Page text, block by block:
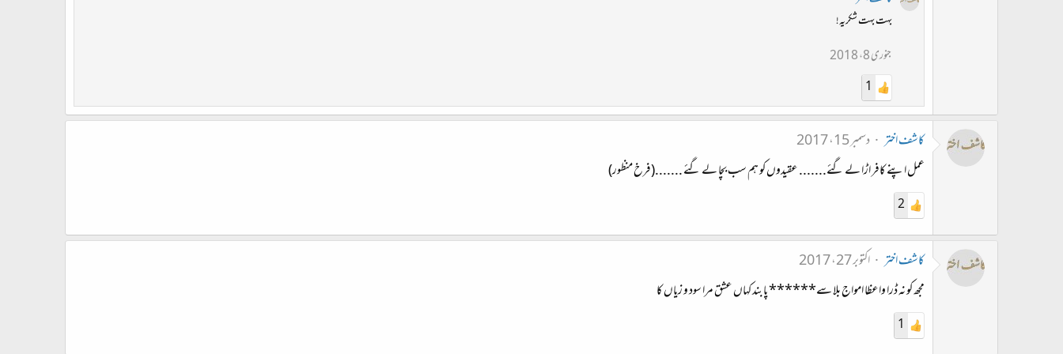
بہت بہت شکریہ!
جنوری 8، 2018
1
کاشف اختر
دسمبر 15، 2017
عمل اپنے کافر اڑا لے گئے....... عقیدوں کو ہم سب بچا لے گئے .......(فرخ منظور)
2
کاشف اختر
اکتوبر 27، 2017
مجھ کو نہ ڈرا واعظا امواج بلا سے****** پابند کہاں عشق مرا سود و زیاں کا
1